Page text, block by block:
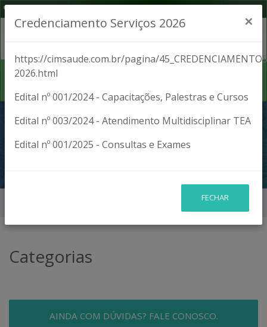
PERGUNTAS
FREQUENTES
Categorias
AINDA COM DÚVIDAS? FALE CONOSCO.
Credenciamento Serviços 2026 ×
https://cimsaude.com.br/pagina/
2026.html
Edital nº 001/2024 - Capacitações, Palestras e Cursos
Edital nº 003/2024 - Atendimento Multidisciplinar TEA
Edital nº 001/2025 - Consultas e Exames
FECHAR